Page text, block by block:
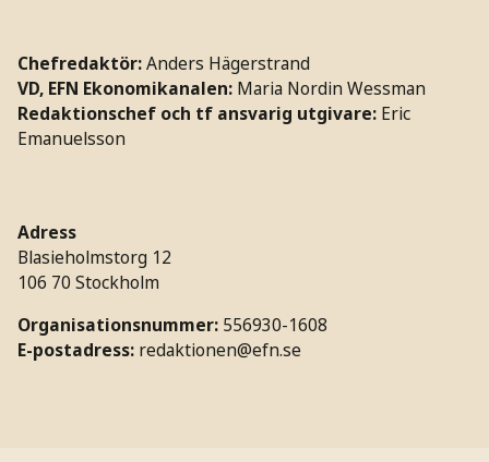
Chefredaktör:Anders Hägerstrand
VD, EFN Ekonomikanalen: Maria Nordin Wessman
Redaktionschef och tf ansvarig utgivare: Eric
Emanuelsson
Adress
Blasieholmstorg 12
106 70 Stockholm
Organisationsnummer: 556930-1608
E-postadress: redaktionen@efn.se